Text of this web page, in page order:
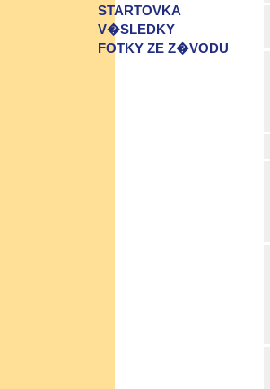
STARTOVKA
V�SLEDKY
FOTKY ZE Z�VODU